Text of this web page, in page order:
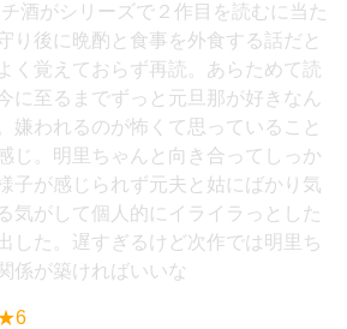
酒がシリーズで２作目を読むに当た
り後に晩酌と食事を外食する話だと
く覚えておらず再読。あらためて読
に至るまでずっと元旦那が好きなん
嫌われるのが怖くて思っていること
じ。明里ちゃんと向き合ってしっか
子が感じられず元夫と姑にばかり気
気がして個人的にイライラっとした
した。遅すぎるけど次作では明里ち
係が築ければいいな